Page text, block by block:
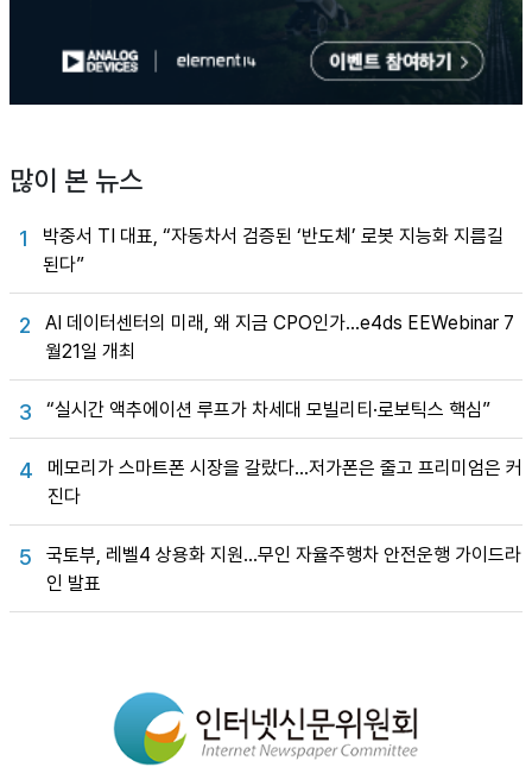
많이 본 뉴스
1
박중서 TI 대표, “자동차서 검증된 ‘반도체’ 로봇 지능화 지름길
된다”
2
AI 데이터센터의 미래, 왜 지금 CPO인가…e4ds EEWebinar 7
월21일 개최
3 “실시간 액추에이션 루프가 차세대 모빌리티·로보틱스 핵심”
4
메모리가 스마트폰 시장을 갈랐다…저가폰은 줄고 프리미엄은 커
진다
5
국토부, 레벨4 상용화 지원…무인 자율주행차 안전운행 가이드라
인 발표